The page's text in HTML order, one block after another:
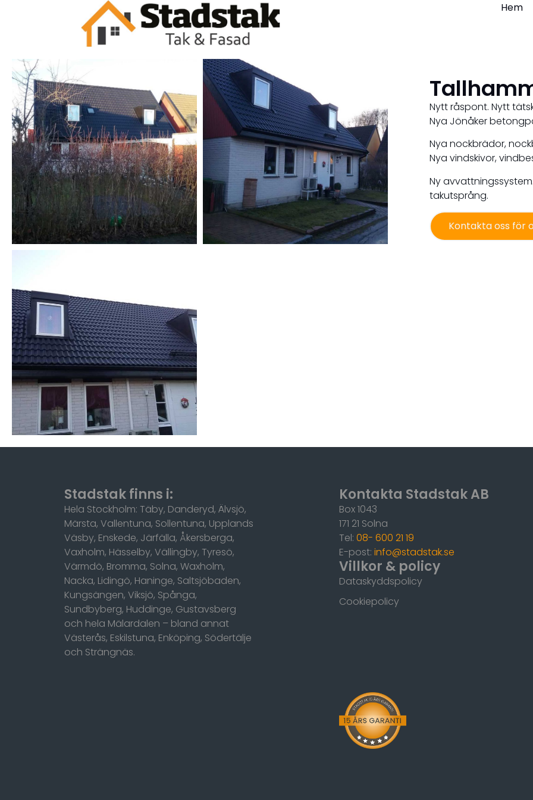
Hem
Nytt råspont. Nytt
Nya Jönåker
Nya nockbrädor,
Nya vindskivor,
Ny
takutsprång.
Kontakta oss för
Stadstak finns i:
Hela Stockholm: Täby, Danderyd, Älvsjö,
Märsta, Vallentuna, Sollentuna, Upplands
Väsby, Enskede, Järfälla, Åkersberga,
Vaxholm, Hässelby, Vällingby, Tyresö,
Värmdö, Bromma, Solna, Waxholm,
Nacka, Lidingö, Haninge, Saltsjöbaden,
Kungsängen, Viksjö, Spånga,
Sundbyberg, Huddinge, Gustavsberg
och hela Mälardalen – bland annat
Västerås, Eskilstuna, Enköping, Södertälje
och Strängnäs.
Kontakta Stadstak AB
Box 1043
171 21 Solna
Tel:08- 600 21 19
E-post:info@stadstak.se
Villkor & policy
Dataskyddspolicy
Cookiepolicy